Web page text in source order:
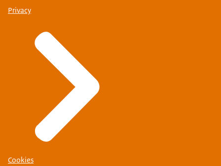
Privacy
Cookies